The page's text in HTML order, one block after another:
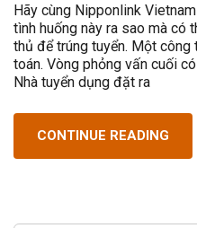
Hãy cùng Nipponlink
tình huống này ra sao mà có
thủ để trúng tuyển. Một công
toán. Vòng phỏng vấn cuối
Nhà tuyển dụng đặt ra
CONTINUE READING